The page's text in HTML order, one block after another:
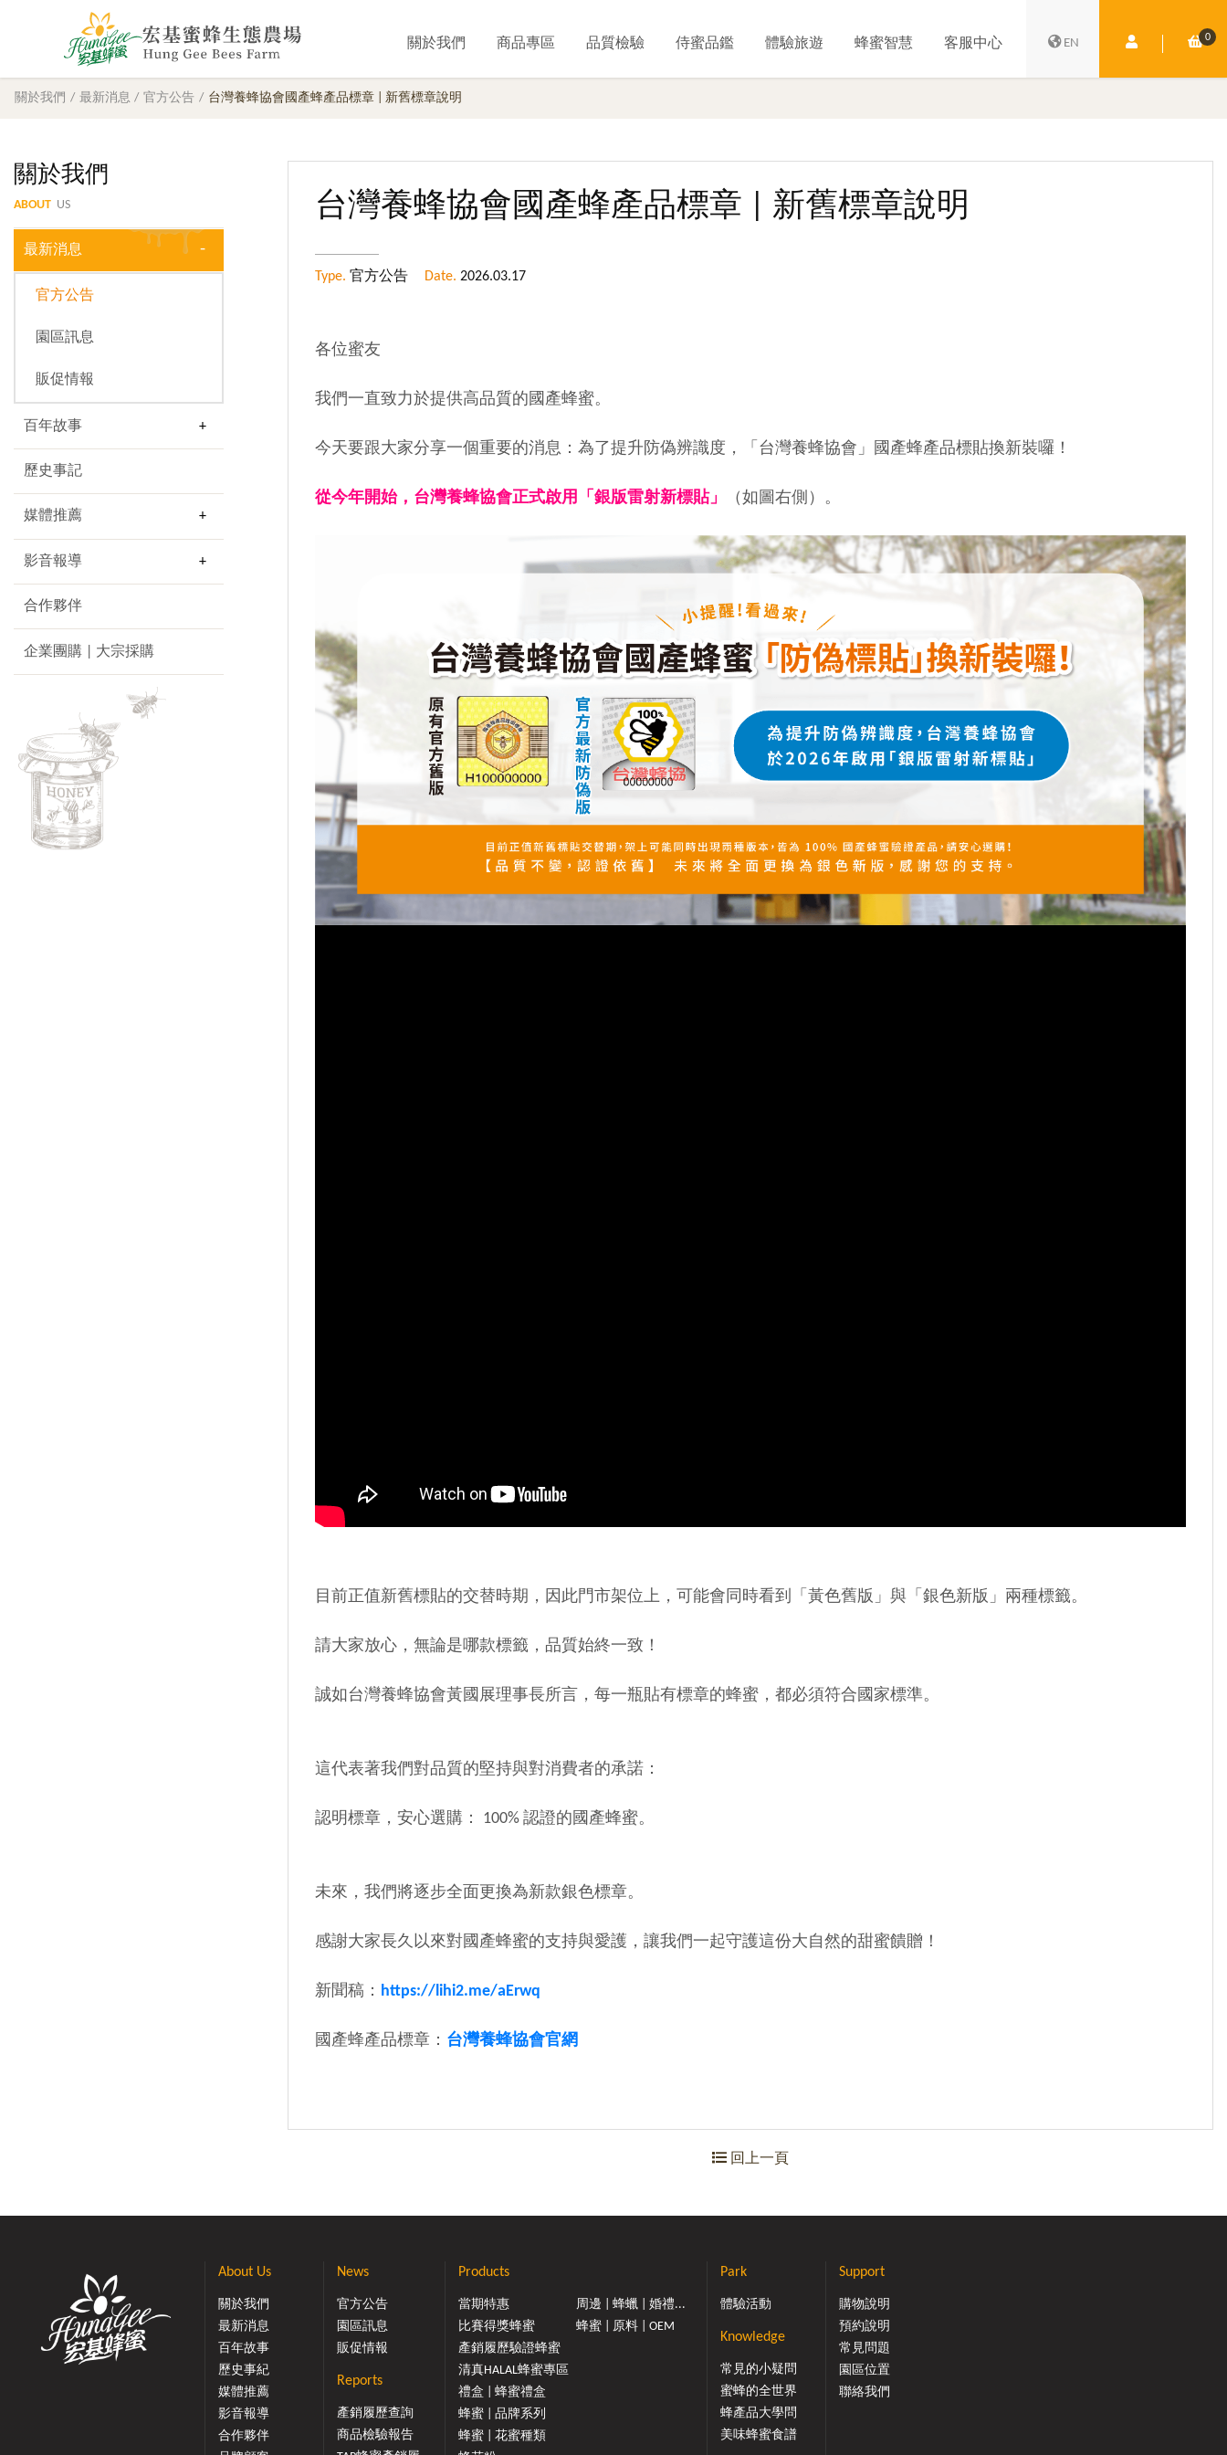
關於我們 商品專區 品質檢驗 侍蜜品鑑 體驗旅遊 蜂蜜智慧 客服中心 EN 會員中心 0
購
關於我們 最新消息 官方公告 台灣養蜂協會國產蜂產品標章 | 新舊標章說明
關於我們
ABOUT US
最新消息
官方公告
園區訊息
販促情報
百年故事
歷史事記
媒體推薦
影音報導
合作夥伴
企業團購 | 大宗採購
台灣養蜂協會國產蜂產品標章 | 新舊標章說明
Type. 官方公告 Date. 2026.03.17
各位蜜友
我們一直致力於提供高品質的國產蜂蜜。
今天要跟大家分享一個重要的消息：為了提升防偽辨識度，「台灣養蜂協會」國產蜂產品標貼換新裝囉！
從今年開始，台灣養蜂協會正式啟用「銀版雷射新標貼」 （如圖右側）。
目前正值新舊標貼的交替時期，因此門市架位上，可能會同時看到「黃色舊版」與「銀色新版」兩種標籤。
請大家放心，無論是哪款標籤，品質始終一致！
誠如台灣養蜂協會黃國展理事長所言，每一瓶貼有標章的蜂蜜，都必須符合國家標準。
這代表著我們對品質的堅持與對消費者的承諾：
認明標章，安心選購： 100% 認證的國產蜂蜜。
未來，我們將逐步全面更換為新款銀色標章。
感謝大家長久以來對國產蜂蜜的支持與愛護，讓我們一起守護這份大自然的甜蜜饋贈！
新聞稿： https://lihi2.me/aErwq
國產蜂產品標章： 台灣養蜂協會官網
回上一頁
About Us
關於我們
最新消息
百年故事
歷史事紀
媒體推薦
影音報導
合作夥伴
News
官方公告
園區訊息
販促情報
Reports
產銷履歷查詢
商品檢驗報告
Products
當期特惠
比賽得獎蜂蜜
產銷履歷驗證蜂蜜
清真HALAL蜂蜜專區
禮盒 | 蜂蜜禮盒
蜂蜜 | 品牌系列
蜂蜜 | 花蜜種類
周邊 | 蜂蠟 | 婚禮...
蜂蜜 | 原料 | OEM
Park
體驗活動
Knowledge
常見的小疑問
蜜蜂的全世界
蜂產品大學問
美味蜂蜜食譜
Support
購物說明
預約說明
常見問題
園區位置
聯絡我們